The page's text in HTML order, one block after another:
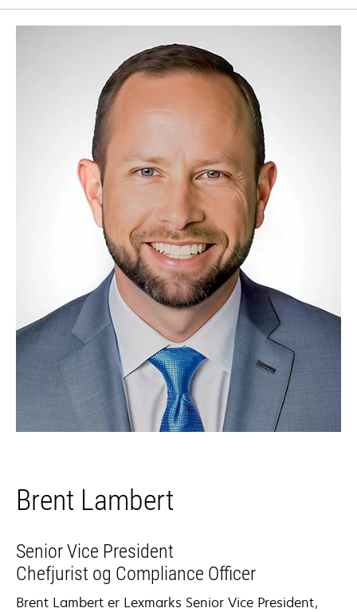
Brent Lambert
Senior Vice President
Chefjurist og Compliance Officer
Brent Lambert er Lexmarks Senior Vice President,